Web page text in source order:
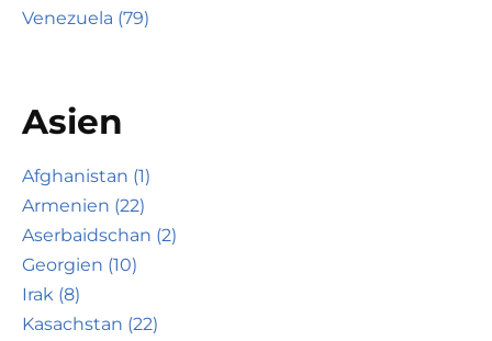
Venezuela (79)
Asien
Afghanistan (1)
Armenien (22)
Aserbaidschan (2)
Georgien (10)
Irak (8)
Kasachstan (22)